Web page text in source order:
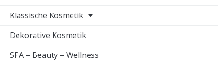
Klassische Kosmetik
Dekorative Kosmetik
SPA – Beauty – Wellness